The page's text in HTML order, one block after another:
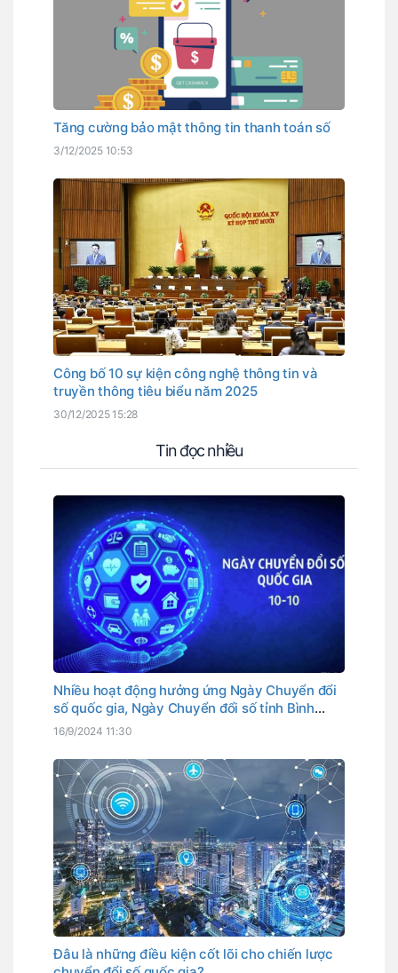
Tăng cường bảo mật thông tin thanh toán số
3/12/2025 10:53
Công bố 10 sự kiện công nghệ thông tin và
truyền thông tiêu biểu năm 2025
30/12/2025 15:28
Tin đọc nhiều
Nhiều hoạt động hưởng ứng Ngày Chuyển đổi
số quốc gia, Ngày Chuyển đổi số tỉnh Bình
Thuận
16/9/2024 11:30
Đâu là những điều kiện cốt lõi cho chiến lược